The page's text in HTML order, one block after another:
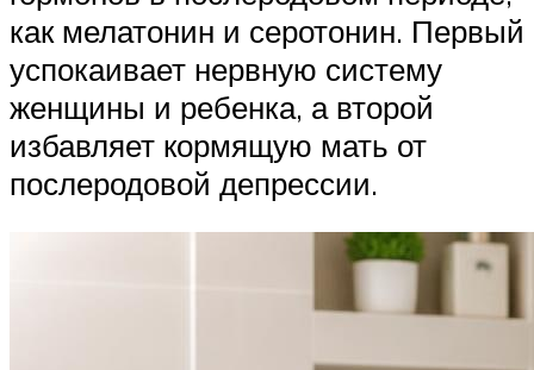
как мелатонин и серотонин. Первый
успокаивает нервную систему
женщины и ребенка, а второй
избавляет кормящую мать от
послеродовой депрессии.